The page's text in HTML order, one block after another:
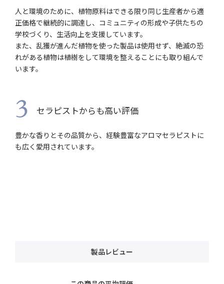
人と環境のために、植物原料はできる限り同じ生産者から適
正価格で継続的に調達し、コミュニティの形成や子供たちの
学校づくり、生活向上を支援しています。
また、乱獲が進んだ植物を使った製品は使用せず、絶滅の恐
れがある植物は植樹をして環境を整えることにも取り組んで
います。
3 セラピストからも高い評価
豊かな香りとその品質から、経験豊富なアロマセラピストに
も広く愛用されています。
製品レビュー